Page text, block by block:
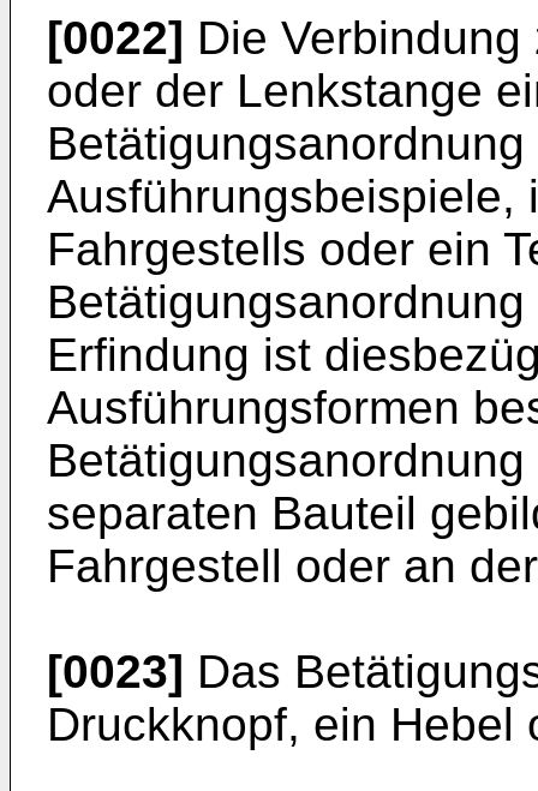
[0022] Die
oder der Lenkstange
Ausführungsbeispiele,
Fahrgestells oder ein
Erfindung ist
Ausführungsformen
separaten Bauteil
Fahrgestell oder an
[0023] Das
Druckknopf, ein Hebel